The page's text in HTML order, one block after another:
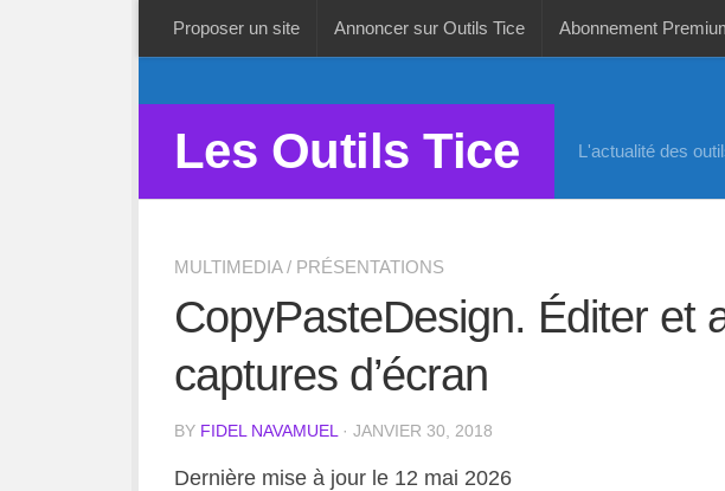
Proposer un site Annoncer sur Outils Tice Abonnement
Les Outils Tice L'actualité des
MULTIMEDIA / PRÉSENTATIONS
CopyPasteDesign. Éditer et
captures d’écran
BY FIDEL NAVAMUEL · JANVIER 30, 2018
Dernière mise à jour le 12 mai 2026